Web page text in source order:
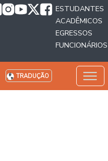
ESTUDANTES
ACADÊMICOS
EGRESSOS
FUNCIONÁRIOS
TRADUÇÃO